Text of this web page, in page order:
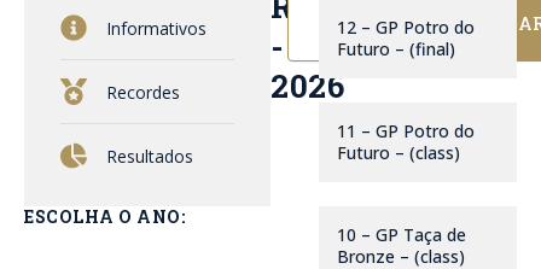
Informativos
Recordes
Resultados
ESCOLHA O ANO:
-
2026
12 – GP Potro do
Futuro – (final)
11 – GP Potro do
Futuro – (class)
10 – GP Taça de
Bronze – (class)